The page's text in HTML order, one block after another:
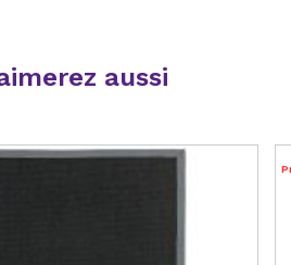
aussi